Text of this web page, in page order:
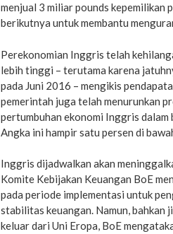
menjual 3 miliar pounds kepemilikan
berikutnya untuk membantu
Perekonomian Inggris telah
lebih tinggi – terutama karena
pada Juni 2016 – mengikis
pemerintah juga telah menurunkan
pertumbuhan ekonomi Inggris dalam
Angka ini hampir satu persen di
Inggris dijadwalkan akan
Komite Kebijakan Keuangan BoE
pada periode implementasi untuk
stabilitas keuangan. Namun, bahkan
keluar dari Uni Eropa, BoE